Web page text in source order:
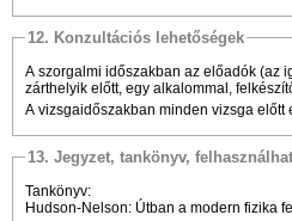
12. Konzultációs lehetőségek
A szorgalmi időszakban az előadók (az
zárthelyik előtt, egy alkalommal,
A vizsgaidőszakban minden vizsga
13. Jegyzet, tankönyv,
Tankönyv:
Hudson-Nelson: Útban a modern fizika